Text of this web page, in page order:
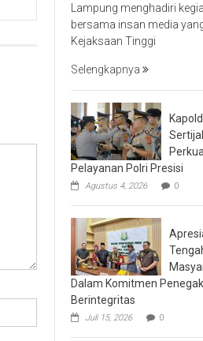
Lampung menghadiri
bersama insan media
Kejaksaan Tinggi
Selengkapnya
Pelayanan Polri Presisi
Agustus 4, 2026 0
Dalam Komitmen
Berintegritas
Juli 15, 2026 0